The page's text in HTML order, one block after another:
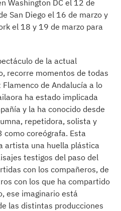
Washington DC el 12 de
San Diego el 16 de marzo y
el 18 y 19 de marzo para
de la actual
recorre momentos de todas
de Andalucía a lo
ha estado implicada
y la ha conocido desde
repetidora, solista y
coreógrafa. Esta
artista una huella plástica
testigos del paso del
con los compañeros, de
con los que ha compartido
ese imaginario está
las distintas producciones